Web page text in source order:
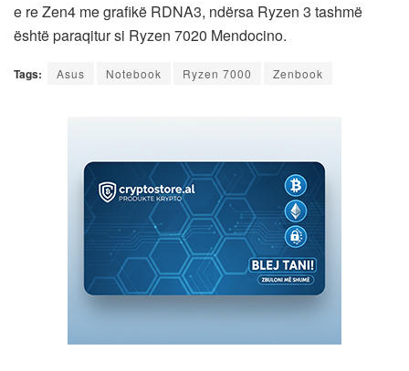
e re Zen4 me grafikë RDNA3, ndërsa Ryzen 3 tashmë
është paraqitur si Ryzen 7020 Mendocino.
Tags: Asus Notebook Ryzen 7000 Zenbook